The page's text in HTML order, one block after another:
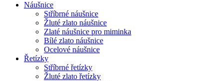
Náušnice
Stříbrné náušnice
Žluté zlato náušnice
Zlaté náušnice pro miminka
Bílé zlato náušnice
Ocelové náušnice
Řetízky
Stříbrné řetízky
Žluté zlato řetízky